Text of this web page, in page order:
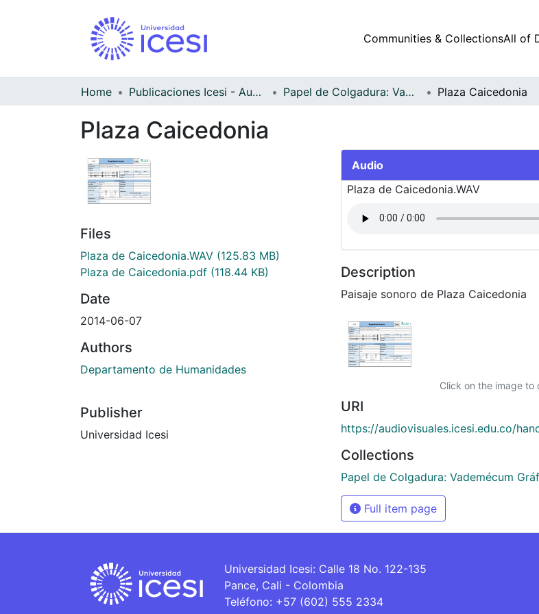
Communities & CollectionsAll of
Home Publicaciones Icesi - Audiovisual Papel de Colgadura: Vademécum Gráfico y Cultural - Audiovisual Plaza Caicedonia
Plaza Caicedonia
Files
Plaza de Caicedonia.WAV (125.83 MB)
Plaza de Caicedonia.pdf (118.44 KB)
Date
2014-06-07
Authors
Departamento de Humanidades
Publisher
Universidad Icesi
Audio
Plaza de Caicedonia.WAV
Description
Paisaje sonoro de Plaza Caicedonia
Click on the image to
URI
https://audiovisuales.icesi.edu.co/
Collections
Papel de Colgadura: Vademécum
Full item page
Universidad Icesi: Calle 18 No. 122-135
Pance, Cali - Colombia
Teléfono: +57 (602) 555 2334